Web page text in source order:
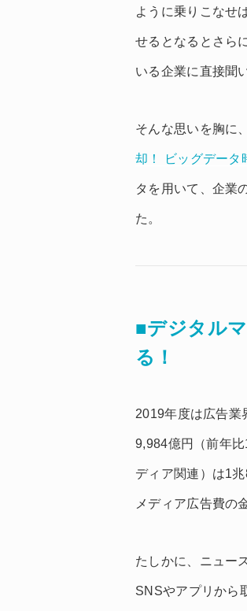
ように乗りこなせ
せるとなるとさら
いる企業に直接聞
そんな思いを胸に
却！ ビッグデータ
タを用いて、企業
た。
■デジタル
る！
2019年度は広告業
9,984億円（前年
ディア関連）は1
メディア広告費の
たしかに、ニュー
SNSやアプリから